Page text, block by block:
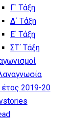
Γ΄ Τάξη
Δ΄ Τάξη
Ε΄ Τάξη
ΣΤ΄ Τάξη
έτος 2019-20